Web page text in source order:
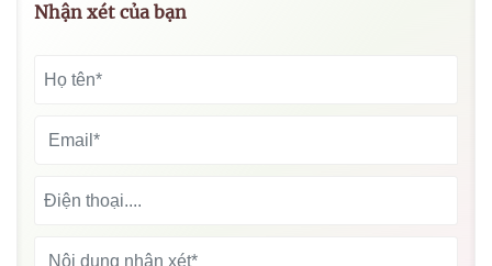
Nhận xét của bạn